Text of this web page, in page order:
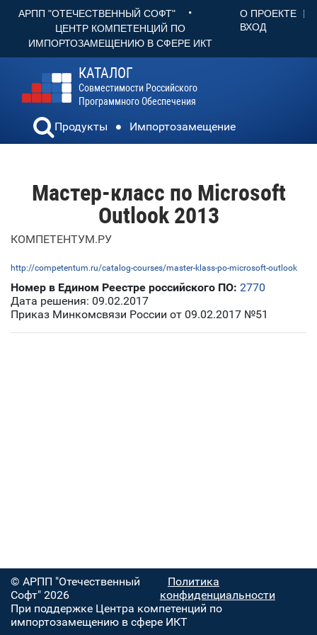
АРПП "ОТЕЧЕСТВЕННЫЙ СОФТ" •
ЦЕНТР КОМПЕТЕНЦИЙ ПО
ИМПОРТОЗАМЕЩЕНИЮ В СФЕРЕ ИКТ
О ПРОЕКТЕ
ВХОД
КАТАЛОГ
Совместимости Российского
Программного Обеспечения
Продукты Импортозамещение
Мастер-класс по Microsoft
Outlook 2013
КОМПЕТЕНТУМ.РУ
http://competentum.ru/catalog-courses/master-klass-po-microsoft-outlook
Номер в Едином Реестре российского ПО: 2770
Дата решения: 09.02.2017
Приказ Минкомсвязи России от 09.02.2017 №51
© АРПП "Отечественный
Софт" 2026
Политика
конфиденциальности
При поддержке Центра компетенций по
импортозамещению в сфере ИКТ